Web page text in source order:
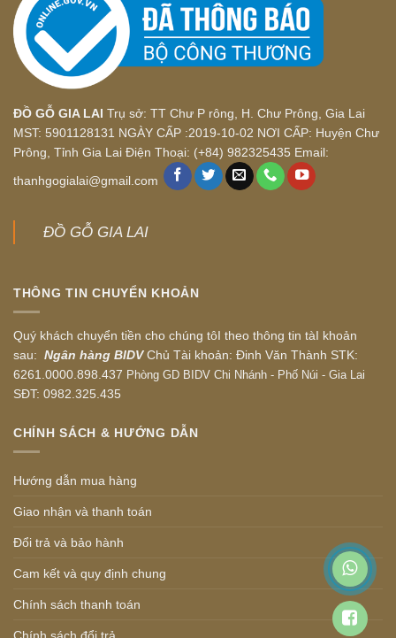
ĐỒ GỖ GIA LAI Trụ sở: TT Chư P rông, H. Chư Prông, Gia Lai
MST: 5901128131 NGÀY CẤP :2019-10-02 NƠI CẤP: Huyện Chư
Prông, Tỉnh Gia Lai Điện Thoại: (+84) 982325435 Email:
thanhgogialai@gmail.com
ĐỒ GỖ GIA LAI
THÔNG TIN CHUYỂN KHOẢN
Quý khách chuyển tiền cho chúng tôI theo thông tin tàI khoản
sau: Ngân hàng BIDVChủ Tài khoản: Đinh Văn Thành STK:
6261.0000.898.437 Phòng GD BIDV Chi Nhánh - Phố Núi - Gia Lai
SĐT: 0982.325.435
CHÍNH SÁCH & HƯỚNG DẪN
Hướng dẫn mua hàng
Giao nhận và thanh toán
Đổi trả và bảo hành
Cam kết và quy định chung
Chính sách thanh toán